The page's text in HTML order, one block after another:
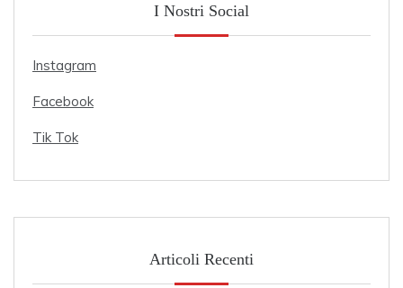
I Nostri Social
Instagram
Facebook
Tik Tok
Articoli Recenti